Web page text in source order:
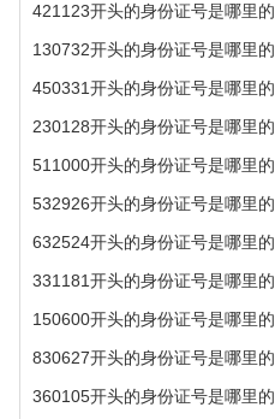
421123开头的身份证号是哪里的
130732开头的身份证号是哪里的
450331开头的身份证号是哪里的
230128开头的身份证号是哪里的
511000开头的身份证号是哪里的
532926开头的身份证号是哪里的
632524开头的身份证号是哪里的
331181开头的身份证号是哪里的
150600开头的身份证号是哪里的
830627开头的身份证号是哪里的
360105开头的身份证号是哪里的